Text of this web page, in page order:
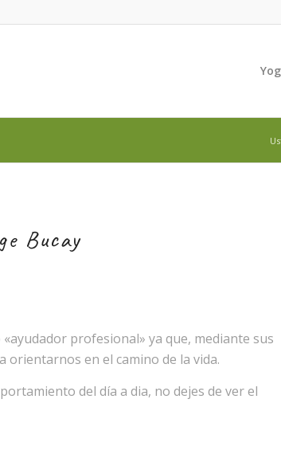
Bucay
profesional» ya que, mediante sus
en el camino de la vida.
del día a dia, no dejes de ver el